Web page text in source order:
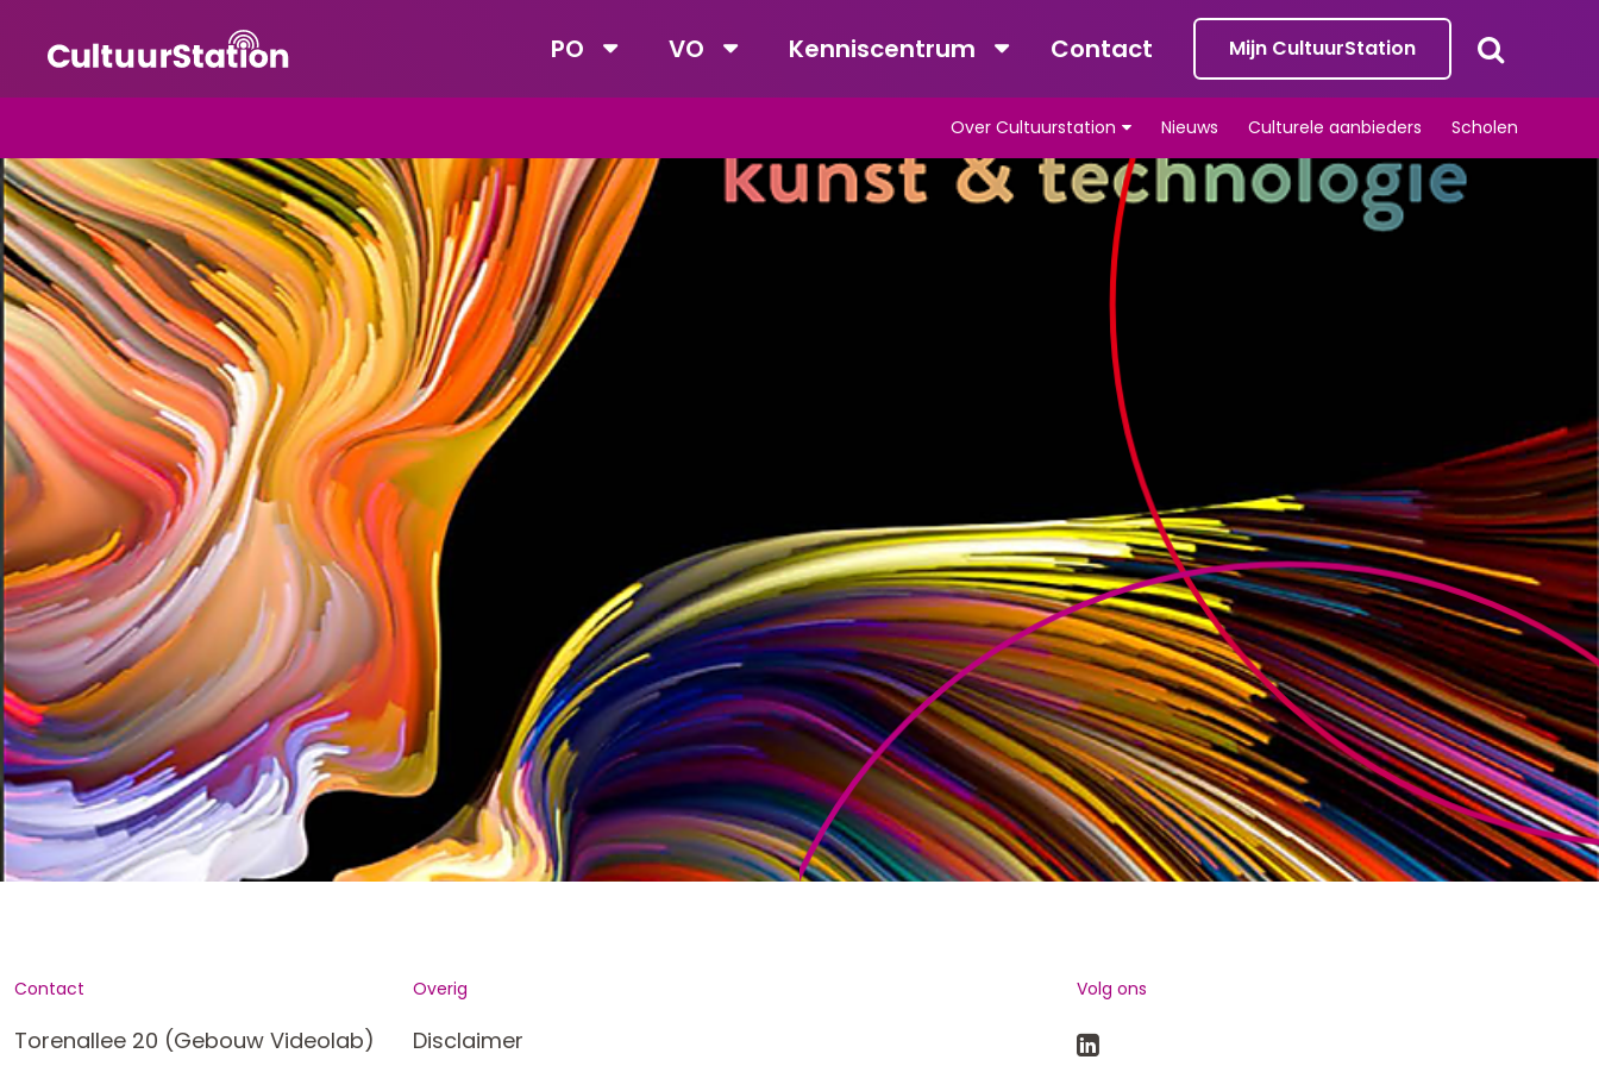
PO VO Kenniscentrum Contact Mijn CultuurStation
Over Cultuurstation Nieuws Culturele aanbieders Scholen
Contact
Torenallee 20 (Gebouw Videolab)
Overig
Disclaimer
Volg ons